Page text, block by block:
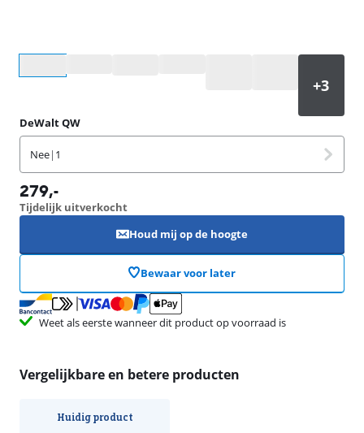
DeWalt QW
Nee| 1
279,-
Tijdelijk uitverkocht
Houd mij op de hoogte
Bewaar voor later
Weet als eerste wanneer dit product op voorraad is
Vergelijkbare en betere producten
Huidig product